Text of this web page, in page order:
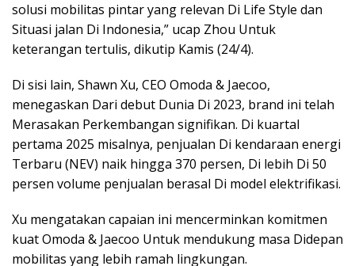
solusi mobilitas pintar yang relevan Di Life Style dan
Situasi jalan Di Indonesia,” ucap Zhou Untuk
keterangan tertulis, dikutip Kamis (24/4).
Di sisi lain, Shawn Xu, CEO Omoda & Jaecoo,
menegaskan Dari debut Dunia Di 2023, brand ini telah
Merasakan Perkembangan signifikan. Di kuartal
pertama 2025 misalnya, penjualan Di kendaraan energi
Terbaru (NEV) naik hingga 370 persen, Di lebih Di 50
persen volume penjualan berasal Di model elektrifikasi.
Xu mengatakan capaian ini mencerminkan komitmen
kuat Omoda & Jaecoo Untuk mendukung masa Didepan
mobilitas yang lebih ramah lingkungan.